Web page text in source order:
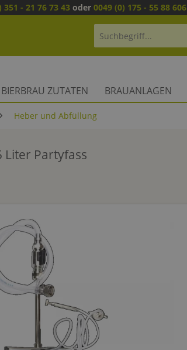
351 - 21 76 73 43 oder 0049 (0) 175 - 55 88 606
BIERBRAU ZUTATEN BRAUANLAGEN
Heber und Abfüllung
Partyfass